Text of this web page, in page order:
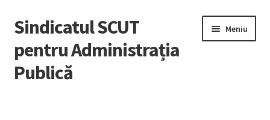
Sari
la
navigare
Sari
la
conținut
Sindicatul SCUT
pentru Administrația
Publică
Meniu